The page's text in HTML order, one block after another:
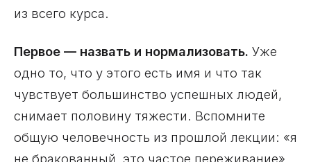
из всего курса.
Первое — назвать и нормализовать. Уже
одно то, что у этого есть имя и что так
чувствует большинство успешных людей,
снимает половину тяжести. Вспомните
общую человечность из прошлой лекции: «я
не бракованный, это частое переживание».